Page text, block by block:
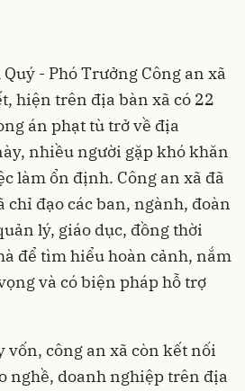
- Phó Trưởng Công an xã
hiện trên địa bàn xã có 22
án phạt tù trở về địa
nhiều người gặp khó khăn
làm ổn định. Công an xã đã
chỉ đạo các ban, ngành, đoàn
lý, giáo dục, đồng thời
để tìm hiểu hoàn cảnh, nắm
và có biện pháp hỗ trợ
vốn, công an xã còn kết nối
nghề, doanh nghiệp trên địa